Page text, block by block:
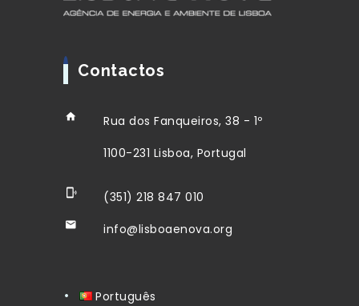
Contactos
Rua dos Fanqueiros, 38 - 1º
1100-231 Lisboa, Portugal
(351) 218 847 010
info@lisboaenova.org
Português